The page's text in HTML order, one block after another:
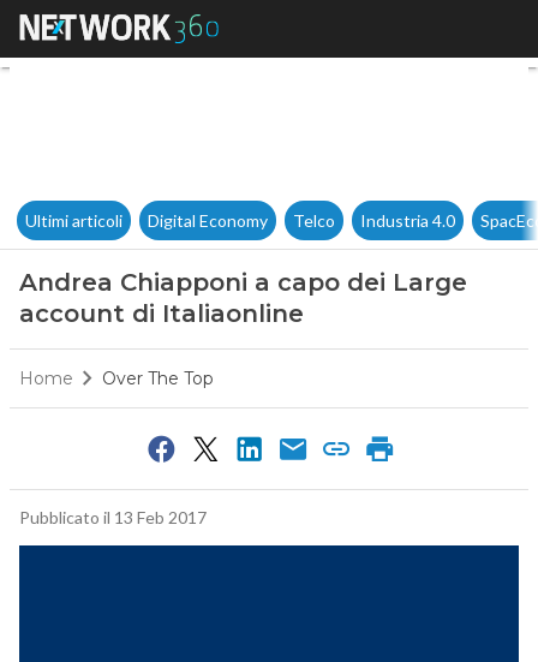
Andrea Chiapponi a capo
Ultimi articoli Digital Economy Telco Industria 4.0
Andrea Chiapponi a capo dei Large
account di Italiaonline
Home Over The Top
Pubblicato il 13 Feb 2017